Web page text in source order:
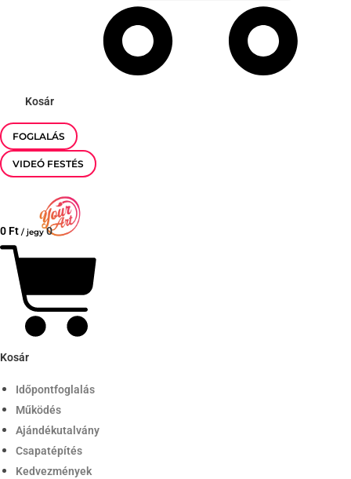
Kosár
FOGLALÁS
VIDEÓ FESTÉS
0 Ft 0
Kosár
Időpontfoglalás
Működés
Ajándékutalvány
Csapatépítés
Kedvezmények